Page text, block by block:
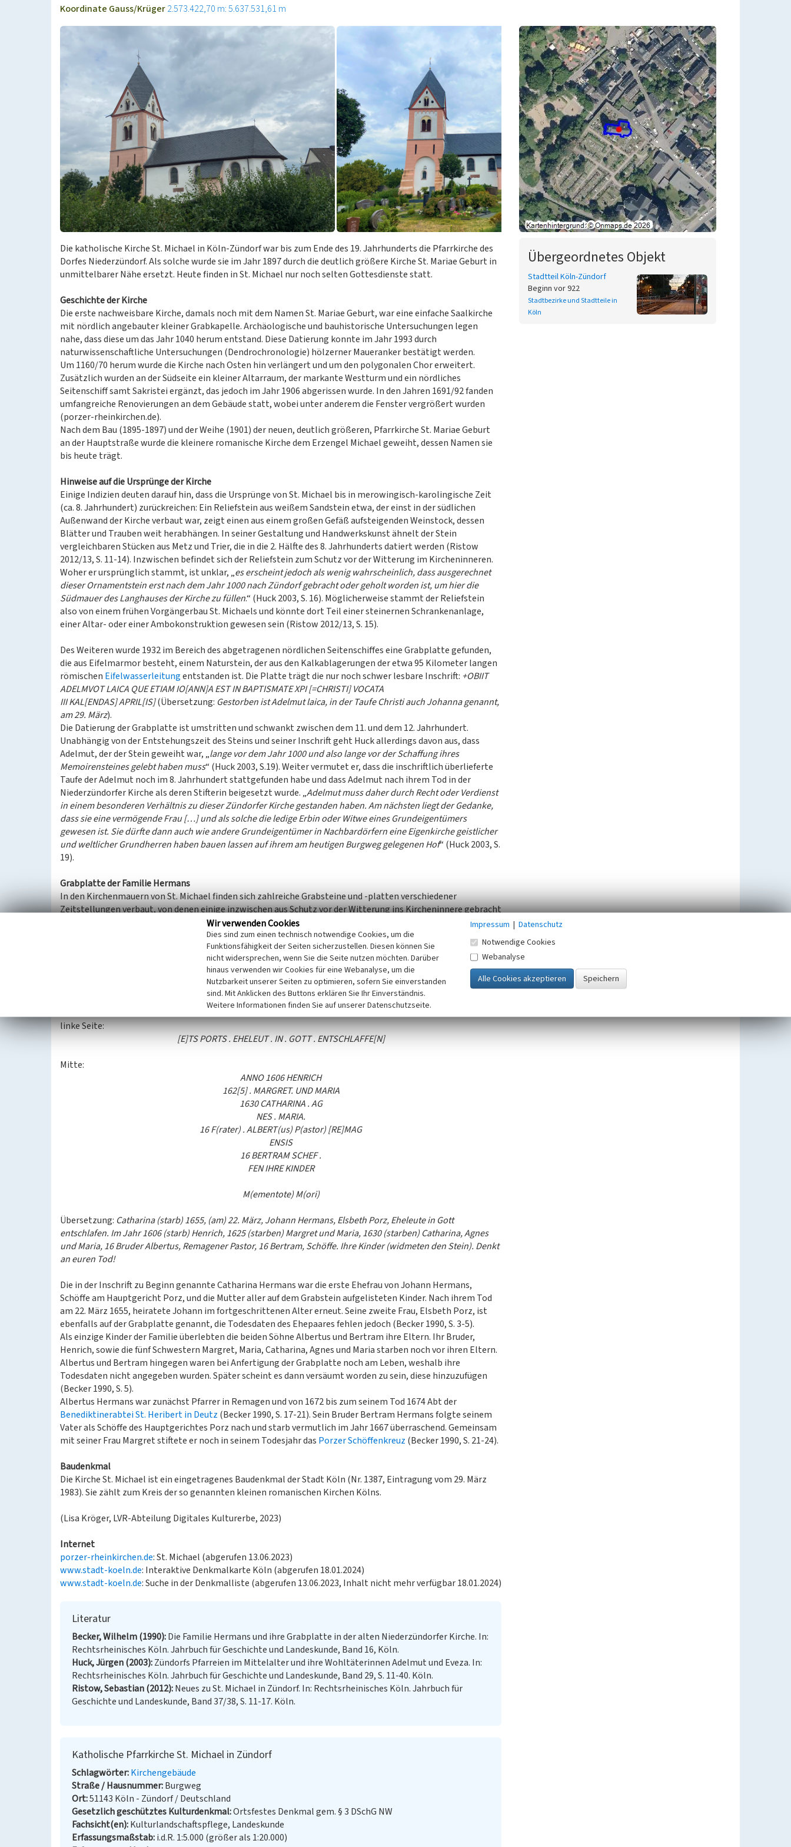
Koordinate Gauss/Krüger2.573.422,70 m: 5.637.531,61 m
Die katholische Kirche St. Michael in Köln-Zündorf war bis zum Ende des 19. Jahrhunderts die Pfarrkirche des
Dorfes Niederzündorf. Als solche wurde sie im Jahr 1897 durch die deutlich größere Kirche St. Mariae Geburt in
unmittelbarer Nähe ersetzt. Heute finden in St. Michael nur noch selten Gottesdienste statt.
Geschichte der Kirche
Die erste nachweisbare Kirche, damals noch mit dem Namen St. Mariae Geburt, war eine einfache Saalkirche
mit nördlich angebauter kleiner Grabkapelle. Archäologische und bauhistorische Untersuchungen legen
nahe, dass diese um das Jahr 1040 herum entstand. Diese Datierung konnte im Jahr 1993 durch
naturwissenschaftliche Untersuchungen (Dendrochronologie) hölzerner Maueranker bestätigt werden.
Um 1160/70 herum wurde die Kirche nach Osten hin verlängert und um den polygonalen Chor erweitert.
Zusätzlich wurden an der Südseite ein kleiner Altarraum, der markante Westturm und ein nördliches
Seitenschiff samt Sakristei ergänzt, das jedoch im Jahr 1906 abgerissen wurde. In den Jahren 1691/92 fanden
umfangreiche Renovierungen an dem Gebäude statt, wobei unter anderem die Fenster vergrößert wurden
(porzer-rheinkirchen.de).
Nach dem Bau (1895-1897) und der Weihe (1901) der neuen, deutlich größeren, Pfarrkirche St. Mariae Geburt
an der Hauptstraße wurde die kleinere romanische Kirche dem Erzengel Michael geweiht, dessen Namen sie
bis heute trägt.
Hinweise auf die Ursprünge der Kirche
Einige Indizien deuten darauf hin, dass die Ursprünge von St. Michael bis in merowingisch-karolingische Zeit
(ca. 8. Jahrhundert) zurückreichen: Ein Reliefstein aus weißem Sandstein etwa, der einst in der südlichen
Außenwand der Kirche verbaut war, zeigt einen aus einem großen Gefäß aufsteigenden Weinstock, dessen
Blätter und Trauben weit herabhängen. In seiner Gestaltung und Handwerkskunst ähnelt der Stein
vergleichbaren Stücken aus Metz und Trier, die in die 2. Hälfte des 8. Jahrhunderts datiert werden (Ristow
2012/13, S. 11-14). Inzwischen befindet sich der Reliefstein zum Schutz vor der Witterung im Kircheninneren.
Woher er ursprünglich stammt, ist unklar, „es erscheint jedoch als wenig wahrscheinlich, dass ausgerechnet
dieser Ornamentstein erst nach dem Jahr 1000 nach Zündorf gebracht oder geholt worden ist, um hier die
Südmauer des Langhauses der Kirche zu füllen.“ (Huck 2003, S. 16). Möglicherweise stammt der Reliefstein
also von einem frühen Vorgängerbau St. Michaels und könnte dort Teil einer steinernen Schrankenanlage,
einer Altar- oder einer Ambokonstruktion gewesen sein (Ristow 2012/13, S. 15).
Des Weiteren wurde 1932 im Bereich des abgetragenen nördlichen Seitenschiffes eine Grabplatte gefunden,
die aus Eifelmarmor besteht, einem Naturstein, der aus den Kalkablagerungen der etwa 95 Kilometer langen
römischen Eifelwasserleitungentstanden ist. Die Platte trägt die nur noch schwer lesbare Inschrift: +OBIIT
ADELMVOT LAICA QUE ETIAM IO[ANN]A EST IN BAPTISMATE XPI [=CHRISTI] VOCATA
III KAL[ENDAS] APRIL[IS](Übersetzung: Gestorben ist Adelmut laica, in der Taufe Christi auch Johanna genannt,
am 29. März).
Die Datierung der Grabplatte ist umstritten und schwankt zwischen dem 11. und dem 12. Jahrhundert.
Unabhängig von der Entstehungszeit des Steins und seiner Inschrift geht Huck allerdings davon aus, dass
Adelmut, der der Stein geweiht war, „lange vor dem Jahr 1000 und also lange vor der Schaffung ihres
Memoirensteines gelebt haben muss“ (Huck 2003, S.19). Weiter vermutet er, dass die inschriftlich überlieferte
Taufe der Adelmut noch im 8. Jahrhundert stattgefunden habe und dass Adelmut nach ihrem Tod in der
Niederzündorfer Kirche als deren Stifterin beigesetzt wurde. „Adelmut muss daher durch Recht oder Verdienst
in einem besonderen Verhältnis zu dieser Zündorfer Kirche gestanden haben. Am nächsten liegt der Gedanke,
dass sie eine vermögende Frau […] und als solche die ledige Erbin oder Witwe eines Grundeigentümers
gewesen ist. Sie dürfte dann auch wie andere Grundeigentümer in Nachbardörfern eine Eigenkirche geistlicher
und weltlicher Grundherren haben bauen lassen auf ihrem am heutigen Burgweg gelegenen Hof“ (Huck 2003, S.
19).
Grabplatte der Familie Hermans
In den Kirchenmauern von St. Michael finden sich zahlreiche Grabsteine und -platten verschiedener
Zeitstellungen verbaut, von denen einige inzwischen aus Schutz vor der Witterung ins Kircheninnere gebracht
Im heutigen Eingangsbereich der Kirche befindet sich eine über zwei Meter große Grabplatte aus Vulkanstein,
die ursprünglich wohl in den Boden des nördlichen Seitenschiffs eingelassen war und dort zur Abdeckung einer
Familiengruft diente. Die umfangreiche Inschrift des Steins lautet:
[C]ATHARINA . MDCLVXXI . I MATRIX IOHANN . HERMANS . AELSTB
linke Seite:
[E]TS PORTS . EHELEUT . IN . GOTT . ENTSCHLAFFE[N]
Mitte:
ANNO 1606 HENRICH
162[5] . MARGRET. UND MARIA
1630 CATHARINA . AG
NES . MARIA.
16 F(rater) . ALBERT(us) P(astor) [RE]MAG
ENSIS
16 BERTRAM SCHEF .
FEN IHRE KINDER
M(ementote) M(ori)
Übersetzung: Catharina (starb) 1655, (am) 22. März, Johann Hermans, Elsbeth Porz, Eheleute in Gott
entschlafen. Im Jahr 1606 (starb) Henrich, 1625 (starben) Margret und Maria, 1630 (starben) Catharina, Agnes
und Maria, 16 Bruder Albertus, Remagener Pastor, 16 Bertram, Schöffe. Ihre Kinder (widmeten den Stein). Denkt
an euren Tod!
Die in der Inschrift zu Beginn genannte Catharina Hermans war die erste Ehefrau von Johann Hermans,
Schöffe am Hauptgericht Porz, und die Mutter aller auf dem Grabstein aufgelisteten Kinder. Nach ihrem Tod
am 22. März 1655, heiratete Johann im fortgeschrittenen Alter erneut. Seine zweite Frau, Elsbeth Porz, ist
ebenfalls auf der Grabplatte genannt, die Todesdaten des Ehepaares fehlen jedoch (Becker 1990, S. 3-5).
Als einzige Kinder der Familie überlebten die beiden Söhne Albertus und Bertram ihre Eltern. Ihr Bruder,
Henrich, sowie die fünf Schwestern Margret, Maria, Catharina, Agnes und Maria starben noch vor ihren Eltern.
Albertus und Bertram hingegen waren bei Anfertigung der Grabplatte noch am Leben, weshalb ihre
Todesdaten nicht angegeben wurden. Später scheint es dann versäumt worden zu sein, diese hinzuzufügen
(Becker 1990, S. 5).
Albertus Hermans war zunächst Pfarrer in Remagen und von 1672 bis zum seinem Tod 1674 Abt der
Benediktinerabtei St. Heribert in Deutz (Becker 1990, S. 17-21). Sein Bruder Bertram Hermans folgte seinem
Vater als Schöffe des Hauptgerichtes Porz nach und starb vermutlich im Jahr 1667 überraschend. Gemeinsam
mit seiner Frau Margret stiftete er noch in seinem Todesjahr das Porzer Schöffenkreuz (Becker 1990, S. 21-24).
Baudenkmal
Die Kirche St. Michael ist ein eingetragenes Baudenkmal der Stadt Köln (Nr. 1387, Eintragung vom 29. März
1983). Sie zählt zum Kreis der so genannten kleinen romanischen Kirchen Kölns.
(Lisa Kröger, LVR-Abteilung Digitales Kulturerbe, 2023)
Internet
porzer-rheinkirchen.de: St. Michael (abgerufen 13.06.2023)
www.stadt-koeln.de: Interaktive Denkmalkarte Köln (abgerufen 18.01.2024)
www.stadt-koeln.de: Suche in der Denkmalliste (abgerufen 13.06.2023, Inhalt nicht mehr verfügbar 18.01.2024)
Literatur
Becker, Wilhelm (1990) Die Familie Hermans und ihre Grabplatte in der alten Niederzündorfer Kirche. In:
Rechtsrheinisches Köln. Jahrbuch für Geschichte und Landeskunde, Band 16, Köln.
Huck, Jürgen (2003) Zündorfs Pfarreien im Mittelalter und ihre Wohltäterinnen Adelmut und Eveza. In:
Rechtsrheinisches Köln. Jahrbuch für Geschichte und Landeskunde, Band 29, S. 11-40. Köln.
Ristow, Sebastian (2012) Neues zu St. Michael in Zündorf. In: Rechtsrheinisches Köln. Jahrbuch für
Geschichte und Landeskunde, Band 37/38, S. 11-17. Köln.
Katholische Pfarrkirche St. Michael in Zündorf
Schlagwörter Kirchengebäude
Straße / Hausnummer Burgweg
Ort 51143 Köln - Zündorf / Deutschland
Gesetzlich geschütztes Kulturdenkmal Ortsfestes Denkmal gem. § 3 DSchG NW
Fachsicht(en) Kulturlandschaftspflege, Landeskunde
Erfassungsmaßstab i.d.R. 1:5.000 (größer als 1:20.000)
Übergeordnetes Objekt
Stadtteil Köln-Zündorf
Beginn vor 922
Stadtbezirke und Stadtteile in
Köln
Wir verwenden Cookies
Dies sind zum einen technisch notwendige Cookies, um die
Funktionsfähigkeit der Seiten sicherzustellen. Diesen können Sie
nicht widersprechen, wenn Sie die Seite nutzen möchten. Darüber
hinaus verwenden wir Cookies für eine Webanalyse, um die
Nutzbarkeit unserer Seiten zu optimieren, sofern Sie einverstanden
sind. Mit Anklicken des Buttons erklären Sie Ihr Einverständnis.
Weitere Informationen finden Sie auf unserer Datenschutzseite.
Impressum | Datenschutz
Notwendige Cookies
Webanalyse